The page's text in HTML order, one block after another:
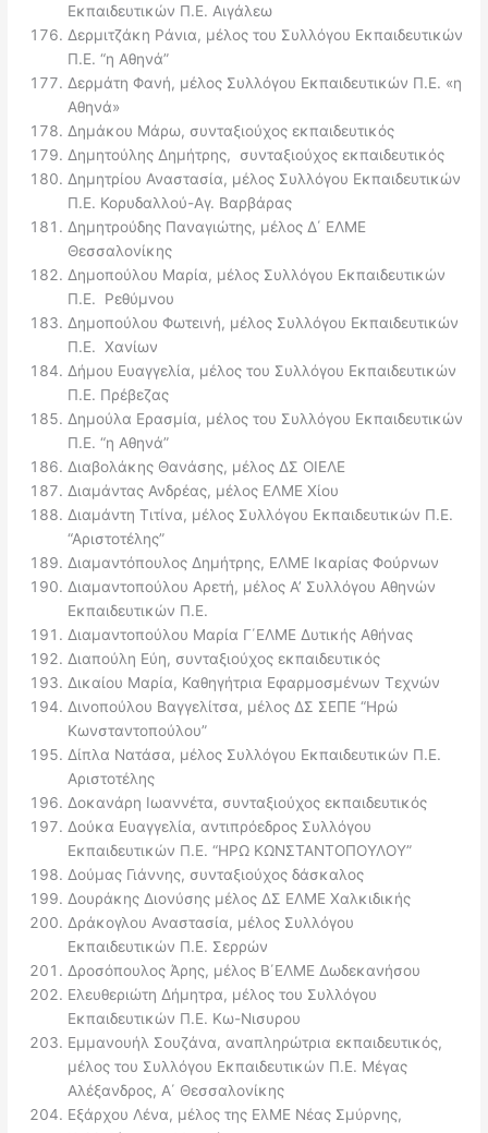
Εκπαιδευτικών Π.Ε. Αιγάλεω
Δερμιτζάκη Ράνια, μέλος του Συλλόγου Εκπαιδευτικών
Π.Ε. “η Αθηνά”
Δερμάτη Φανή, μέλος Συλλόγου Εκπαιδευτικών Π.Ε. «η
Αθηνά»
Δημάκου Μάρω, συνταξιούχος εκπαιδευτικός
Δημητούλης Δημήτρης, συνταξιούχος εκπαιδευτικός
Δημητρίου Αναστασία, μέλος Συλλόγου Εκπαιδευτικών
Π.Ε. Κορυδαλλού-Αγ. Βαρβάρας
Δημητρούδης Παναγιώτης, μέλος Δ΄ ΕΛΜΕ
Θεσσαλονίκης
Δημοπούλου Μαρία, μέλος Συλλόγου Εκπαιδευτικών
Π.Ε. Ρεθύμνου
Δημοπούλου Φωτεινή, μέλος Συλλόγου Εκπαιδευτικών
Π.Ε. Χανίων
Δήμου Ευαγγελία, μέλος του Συλλόγου Εκπαιδευτικών
Π.Ε. Πρέβεζας
Δημούλα Ερασμία, μέλος του Συλλόγου Εκπαιδευτικών
Π.Ε. “η Αθηνά”
Διαβολάκης Θανάσης, μέλος ΔΣ ΟΙΕΛΕ
Διαμάντας Ανδρέας, μέλος ΕΛΜΕ Χίου
Διαμάντη Τιτίνα, μέλος Συλλόγου Εκπαιδευτικών Π.Ε.
“Αριστοτέλης”
Διαμαντόπουλος Δημήτρης, ΕΛΜΕ Ικαρίας Φούρνων
Διαμαντοπούλου Αρετή, μέλος Α’ Συλλόγου Αθηνών
Εκπαιδευτικών Π.Ε.
Διαμαντοπούλου Μαρία Γ΄ΕΛΜΕ Δυτικής Αθήνας
Διαπούλη Εύη, συνταξιούχος εκπαιδευτικός
Δικαίου Μαρία, Καθηγήτρια Εφαρμοσμένων Τεχνών
Δινοπούλου Βαγγελίτσα, μέλος ΔΣ ΣΕΠΕ “Ηρώ
Κωνσταντοπούλου”
Δίπλα Νατάσα, μέλος Συλλόγου Εκπαιδευτικών Π.Ε.
Αριστοτέλης
Δοκανάρη Ιωαννέτα, συνταξιούχος εκπαιδευτικός
Δούκα Ευαγγελία, αντιπρόεδρος Συλλόγου
Εκπαιδευτικών Π.Ε. “ΗΡΩ ΚΩΝΣΤΑΝΤΟΠΟΥΛΟΥ”
Δούμας Γιάννης, συνταξιούχος δάσκαλος
Δουράκης Διονύσης μέλος ΔΣ ΕΛΜΕ Χαλκιδικής
Δράκογλου Αναστασία, μέλος Συλλόγου
Εκπαιδευτικών Π.Ε. Σερρών
Δροσόπουλος Άρης, μέλος Β΄ΕΛΜΕ Δωδεκανήσου
Ελευθεριώτη Δήμητρα, μέλος του Συλλόγου
Εκπαιδευτικών Π.Ε. Κω-Νισυρου
Εμμανουήλ Σουζάνα, αναπληρώτρια εκπαιδευτικός,
μέλος του Συλλόγου Εκπαιδευτικών Π.Ε. Μέγας
Αλέξανδρος, Α΄ Θεσσαλονίκης
Εξάρχου Λένα, μέλος της ΕλΜΕ Νέας Σμύρνης,